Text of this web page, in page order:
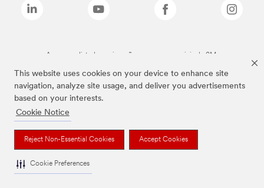
This website uses cookies on your device to enhance site
navigation, analyze site usage, and deliver you advertisements
based on your interests.
Cookie Notice
Reject Non-Essential Cookies Accept Cookies
Cookie Preferences
As marcas listadas a cima são marcas comerciais da 3M.